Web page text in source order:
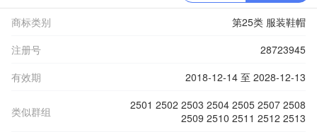
商标类别
第25类 服装鞋帽
注册号
28723945
有效期
2018-12-14 至 2028-12-13
类似群组
2501 2502 2503 2504 2505 2507 2508
2509 2510 2511 2512 2513